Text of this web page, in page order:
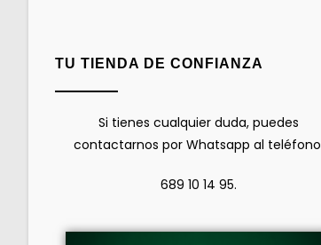
TU TIENDA DE CONFIANZA
Si tienes cualquier duda, puedes
contactarnos por Whatsapp al teléfono
689 10 14 95.